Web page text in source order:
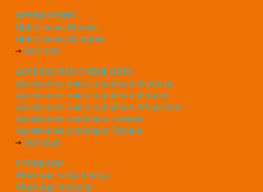
OPTIMISEURS
Optimiseurs Huawei
Optimiseurs Sungrow
Voir tout
ACCESSOIRES ONDULEURS
Accessoires micro-onduleurs Enphase
Accessoires micro-onduleurs Atmoce
Accessoires micro-onduleurs APsystems
Accessoires onduleurs Huawei
Accessoires onduleurs Fronius
Voir tout
STOCKAGE
Stockage Tesla Energy
Stockage Enphase